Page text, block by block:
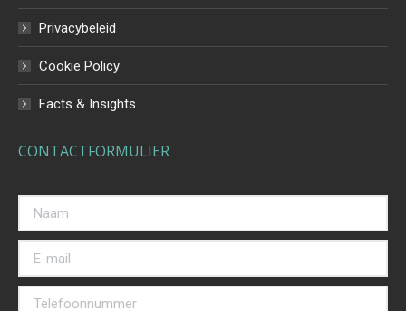
new
window
Privacybeleid
Cookie Policy
Facts & Insights
CONTACTFORMULIER